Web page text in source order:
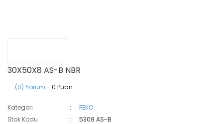
30X50X8 AS-B NBR
(0) Yorum - 0 Puan
Kategori
FEKO
Stok Kodu
5309 AS-B